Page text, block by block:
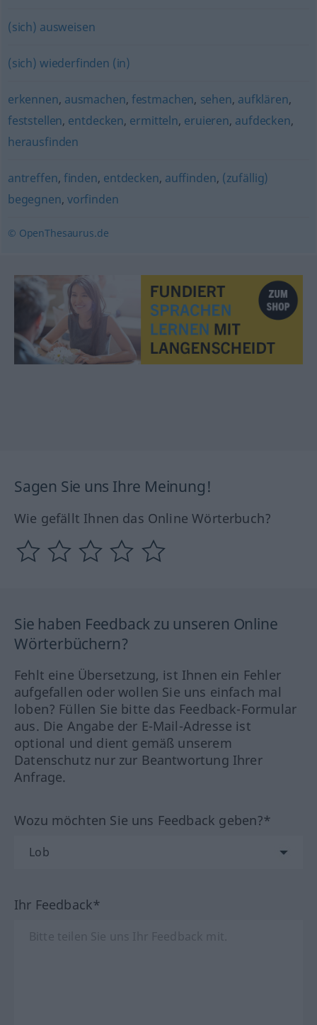
(sich) ausweisen
(sich) wiederfinden (in)
erkennen, ausmachen, festmachen, sehen, aufklären,
feststellen, entdecken, ermitteln, eruieren, aufdecken,
herausfinden
antreffen, finden, entdecken, auffinden, (zufällig)
begegnen, vorfinden
© OpenThesaurus.de
Sagen Sie uns Ihre Meinung!
Wie gefällt Ihnen das Online Wörterbuch?
Sie haben Feedback zu unseren Online
Wörterbüchern?
Fehlt eine Übersetzung, ist Ihnen ein Fehler
aufgefallen oder wollen Sie uns einfach mal
loben? Füllen Sie bitte das Feedback-Formular
aus. Die Angabe der E-Mail-Adresse ist
optional und dient gemäß unserem
Datenschutz nur zur Beantwortung Ihrer
Anfrage.
Wozu möchten Sie uns Feedback geben?*
Ihr Feedback*